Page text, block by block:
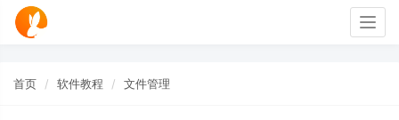
首页 软件教程 文件管理